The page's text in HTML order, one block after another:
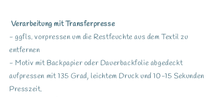
Verarbeitung mit Transferpresse
- ggfls. vorpressen um die Restfeuchte aus dem Textil zu
entfernen
- Motiv mit Backpapier oder Dauerbackfolie abgedeckt
aufpressen mit 135 Grad, leichtem Druck und 10-15 Sekunden
Presszeit.